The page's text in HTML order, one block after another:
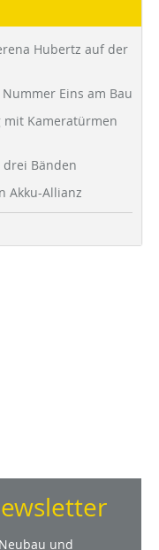
Hubertz auf der
Eins am Bau
Kameratürmen
drei Bänden
Akku-Allianz
und